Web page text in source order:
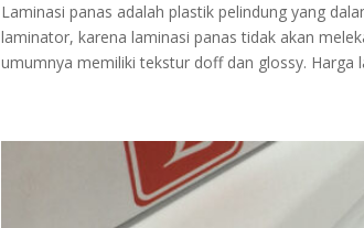
Laminasi panas adalah plastik pelindung yang
laminator, karena laminasi panas tidak akan
umumnya memiliki tekstur doff dan glossy. Harga